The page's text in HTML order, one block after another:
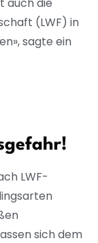
(LWF) in
sagte ein
LWF-
sich dem